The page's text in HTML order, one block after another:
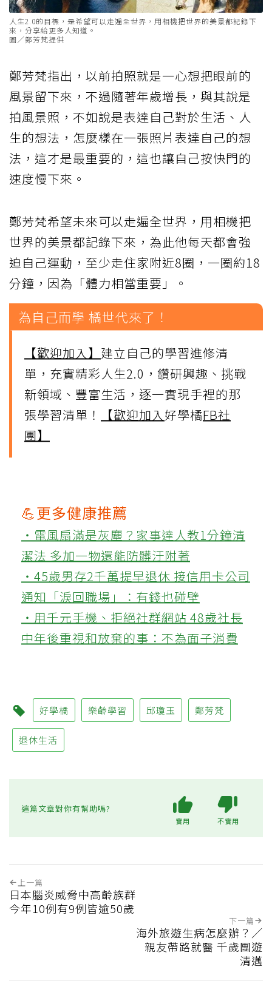
人生2.0的目標，是希望可以走遍全世界，用相機把世界的美景都記錄下
來，分享給更多人知道。
圖／鄭芳梵提供
鄭芳梵指出，以前拍照就是一心想把眼前的
風景留下來，不過隨著年歲增長，與其說是
拍風景照，不如說是表達自己對於生活、人
生的想法，怎麼樣在一張照片表達自己的想
法，這才是最重要的，這也讓自己按快門的
速度慢下來。
鄭芳梵希望未來可以走遍全世界，用相機把
世界的美景都記錄下來，為此他每天都會強
迫自己運動，至少走住家附近8圈，一圈約18
分鐘，因為「體力相當重要」。
為自己而學 橘世代來了！
【歡迎加入】 建立自己的學習進修清
單，充實精彩人生2.0，鑽研興趣、挑戰
新領域、豐富生活，逐一實現手裡的那
張學習清單！
【歡迎加入好學橘FB社
團】
💪更多健康推薦
‧電風扇滿是灰塵？家事達人教1分鐘清
潔法 多加一物還能防髒汙附著
‧45歲男存2千萬提早退休 接信用卡公司
通知「淚回職場」：有錢也碰壁
‧用千元手機、拒絕社群網站 48歲社長
中年後重視和放棄的事：不為面子消費
好學橘 樂齡學習 邱瓊玉 鄭芳梵
退休生活
這篇文章對你有幫助嗎?
實用 不實用
上一篇
日本腦炎威脅中高齡族群
今年10例有9例皆逾50歲
下一篇
海外旅遊生病怎麼辦？／
親友帶路就醫 千歲團遊
清邁